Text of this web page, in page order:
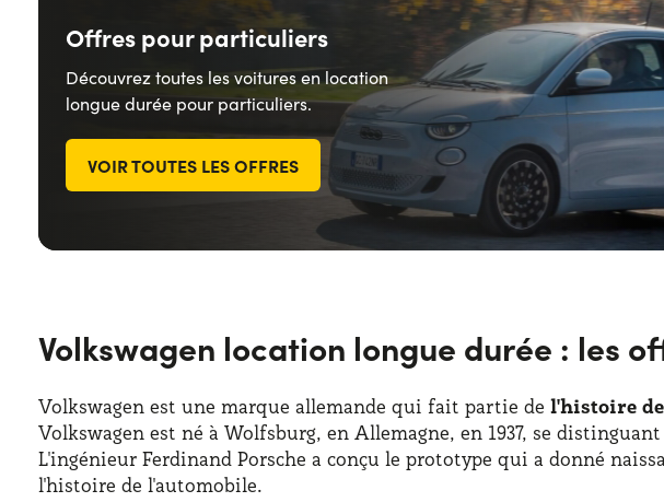
Offres pour particuliers
Découvrez toutes les voitures en location
longue durée pour particuliers.
VOIR TOUTES LES OFFRES
Volkswagen location longue durée : les
Volkswagen est une marque allemande qui fait partie de l'histoire
Volkswagen est né à Wolfsburg, en Allemagne, en 1937, se
L'ingénieur Ferdinand Porsche a conçu le prototype qui a donné
l'histoire de l'automobile.